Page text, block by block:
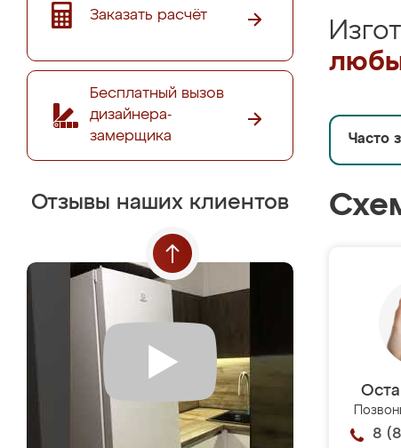
Заказать расчёт
Бесплатный вызов
дизайнера-
замерщика
Отзывы наших клиентов
Часто
8